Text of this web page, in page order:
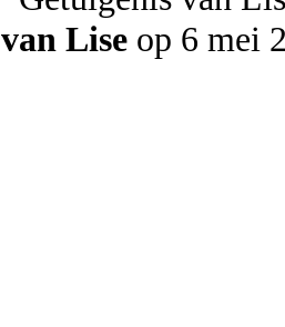
van Lise op 6 mei